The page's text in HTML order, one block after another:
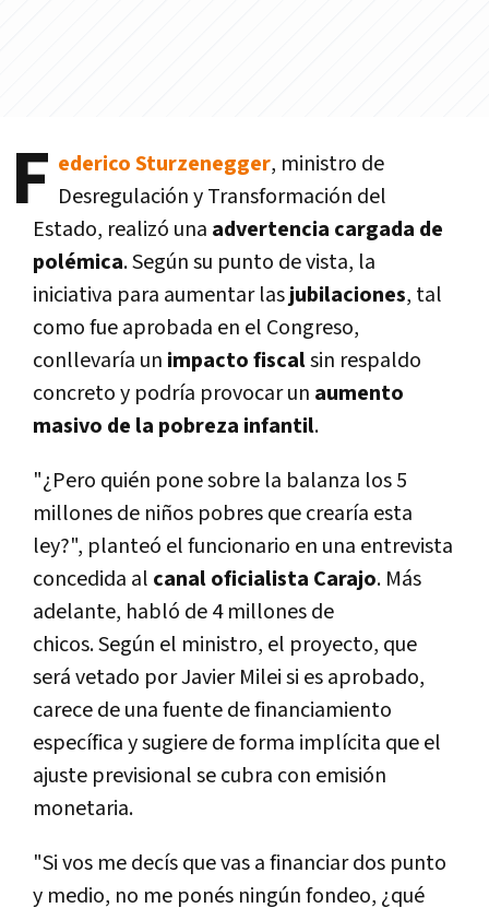
F ederico Sturzenegger, ministro de
Desregulación y Transformación del
Estado, realizó una advertencia cargada de
polémica. Según su punto de vista, la
iniciativa para aumentar lasjubilaciones, tal
como fue aprobada en el Congreso,
conllevaría un impacto fiscalsin respaldo
concreto y podría provocar un aumento
masivo de la pobreza infantil.
"¿Pero quién pone sobre la balanza los 5
millones de niños pobres que crearía esta
ley?", planteó el funcionario en una entrevista
concedida al canal oficialista Carajo. Más
adelante, habló de 4 millones de
chicos. Según el ministro, el proyecto, que
será vetado por Javier Milei si es aprobado,
carece de una fuente de financiamiento
específica y sugiere de forma implícita que el
ajuste previsional se cubra con emisión
monetaria.
"Si vos me decís que vas a financiar dos punto
y medio, no me ponés ningún fondeo, ¿qué